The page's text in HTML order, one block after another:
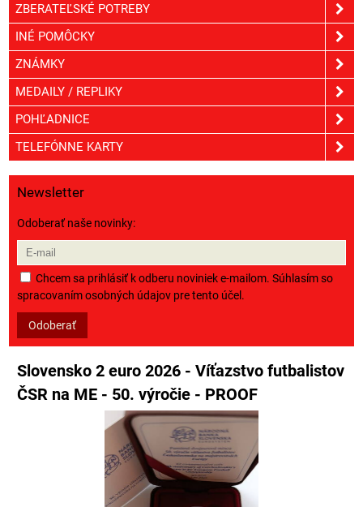
ZBERATEĽSKÉ POTREBY
INÉ POMÔCKY
ZNÁMKY
MEDAILY / REPLIKY
POHĽADNICE
TELEFÓNNE KARTY
Newsletter
Odoberať naše novinky:
Chcem sa prihlásiť k odberu noviniek e-mailom. Súhlasím so
spracovaním osobných údajov pre tento účel.
Odoberať
Slovensko 2 euro 2026 - Víťazstvo futbalistov
ČSR na ME - 50. výročie - PROOF